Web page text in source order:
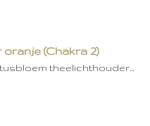
(Chakra 2)
theelichthouder…